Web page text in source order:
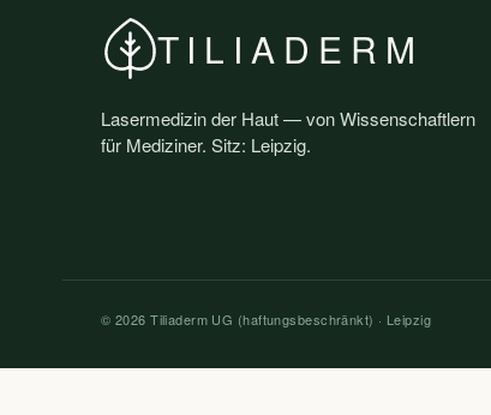
TILIADERM
Lasermedizin der Haut — von Wissenschaftlern
für Mediziner. Sitz: Leipzig.
© 2026 Tiliaderm UG (haftungsbeschränkt) · Leipzig